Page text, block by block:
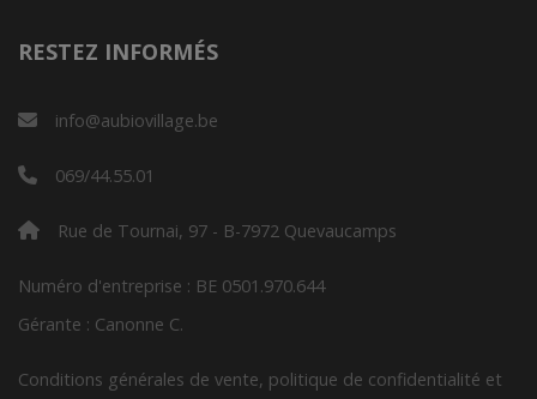
RESTEZ INFORMÉS
info@aubiovillage.be
069/44.55.01
Rue de Tournai, 97 - B-7972 Quevaucamps
Numéro d'entreprise : BE 0501.970.644
Gérante : Canonne C.
Conditions générales de vente, politique de confidentialité et